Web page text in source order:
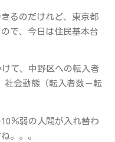
るのだけれど、東京都
で、今日は住民基本台
て、中野区への転入者
社会動態（転入者数－転
％弱の人間が入れ替わ
。。。